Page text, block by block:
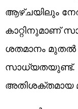
ആഴ്ചയിലും
കാറ്റിനുമാണ്
ശതമാനം മുതല്‍
അതിശക്തമായ